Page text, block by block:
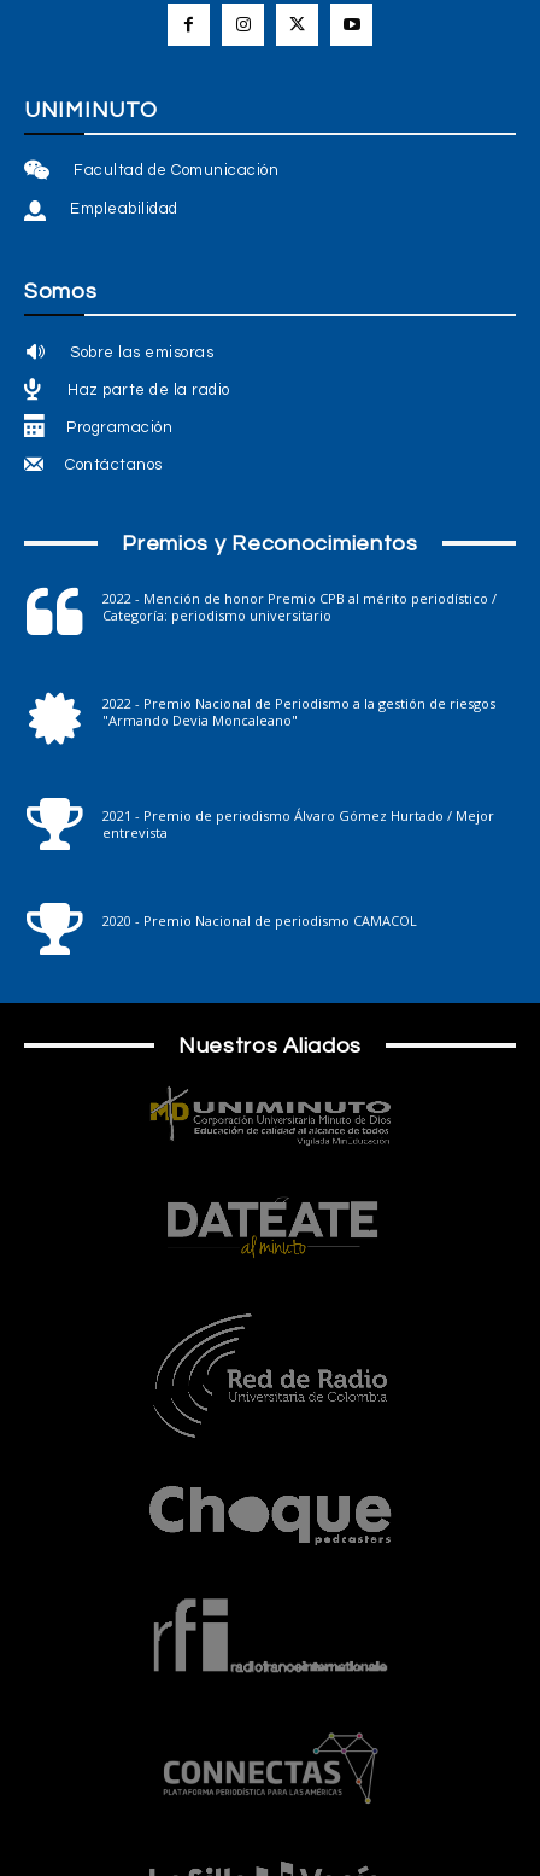
UNIMINUTO
Facultad de Comunicación
Empleabilidad
Somos
Sobre las emisoras
Haz parte de la radio
Programación
Contáctanos
Premios y Reconocimientos
2022 - Mención de honor Premio CPB al mérito periodístico /
Categoría: periodismo universitario
2022 - Premio Nacional de Periodismo a la gestión de riesgos
"Armando Devia Moncaleano"
2021 - Premio de periodismo Álvaro Gómez Hurtado / Mejor
entrevista
2020 - Premio Nacional de periodismo CAMACOL
Nuestros Aliados